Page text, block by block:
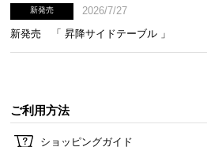
新発売
2026/7/27
新発売 「 昇降サイドテーブル 」
ご利用方法
ショッピングガイド